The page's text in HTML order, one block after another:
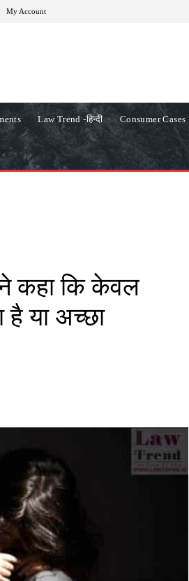
My Account
Law Trend -हिन्दी Consumer Cases
ने कहा कि केवल
या अच्छा